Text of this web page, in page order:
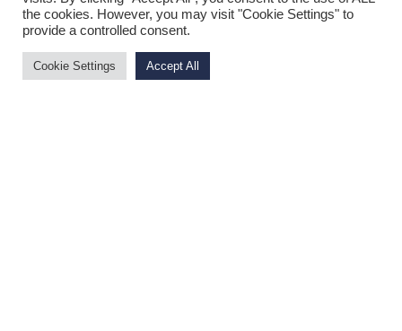
NEWSLETTER
the cookies. However, you may visit "Cookie Settings" to
provide a controlled consent.
Cookie Settings Accept All